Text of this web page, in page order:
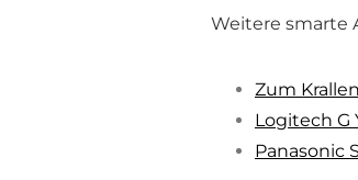
Weitere smarte
Zum
Logitech G
Panasonic